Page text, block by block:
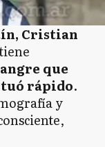
Cristian
que
rápido.
y